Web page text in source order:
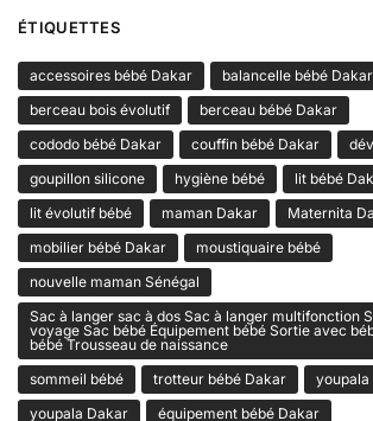
ÉTIQUETTES
accessoires bébé Dakar
balancelle bébé Dakar
berceau bois évolutif
berceau bébé Dakar
cododo bébé Dakar
couffin bébé Dakar
goupillon silicone
hygiène bébé
lit bébé
lit évolutif bébé
maman Dakar
Maternita
mobilier bébé Dakar
moustiquaire bébé
nouvelle maman Sénégal
Sac à langer sac à dos Sac à langer multifonction
voyage Sac bébé Équipement bébé Sortie avec
bébé Trousseau de naissance
sommeil bébé
trotteur bébé Dakar
youpala
youpala Dakar
équipement bébé Dakar